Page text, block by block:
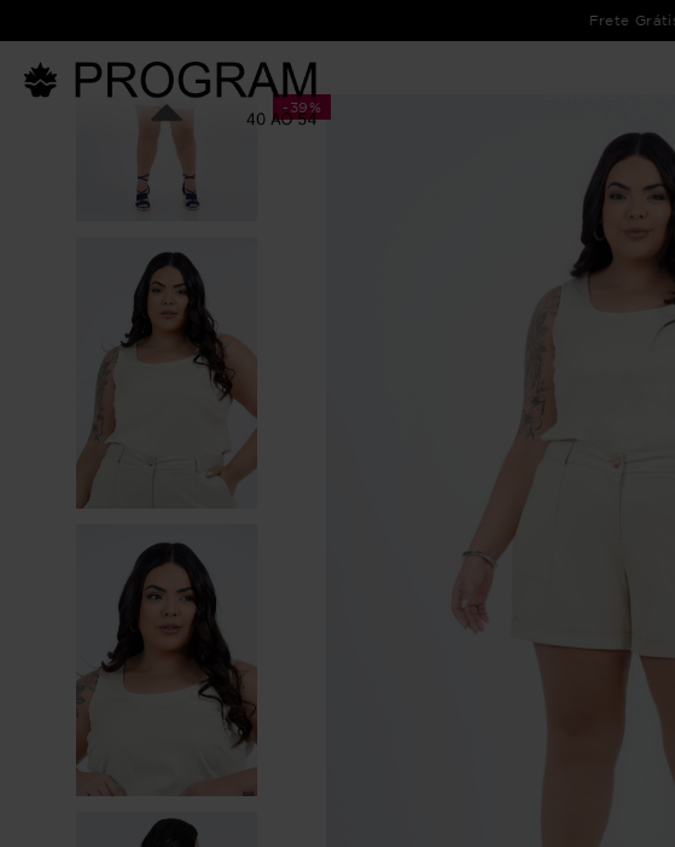
Frete
- 39%